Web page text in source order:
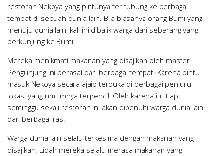
restoran Nekoya yang pintunya terhubung ke berbagai
tempat di sebuah dunia lain. Bila biasanya orang Bumi yang
menuju dunia lain, kali ini dibalik warga dari seberang yang
berkunjung ke Bumi.
Mereka menikmati makanan yang disajikan oleh master.
Pengunjung ini berasal dari berbagai tempat. Karena pintu
masuk Nekoya secara ajaib terbuka di berbagai penjuru
lokasi yang umumnya terpencil. Oleh karena itu tiap
seminggu sekali restoran ini akan dipenuhi warga dunia lain
dari berbagai ras.
Warga dunia lain selalu terkesima dengan makanan yang
disajikan. Lidah mereka selalu merasa makanan yang